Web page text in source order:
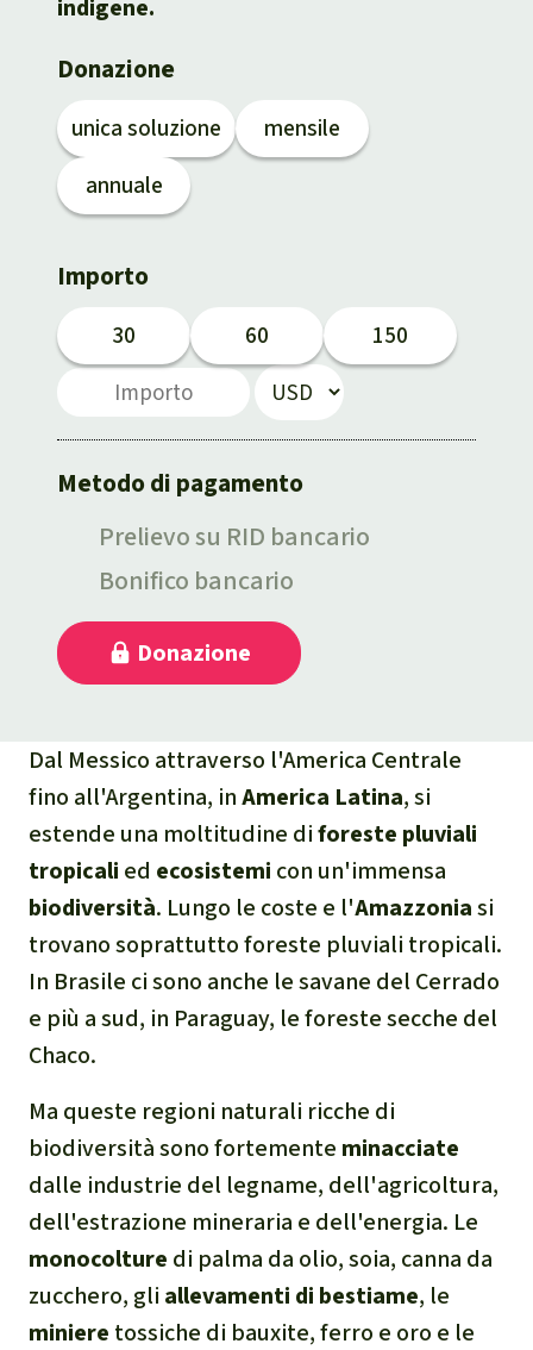
MDL
Incendi
Domande e risposte
Criminalità ambientale,
indigeni in Amazzonia
Problemi della
certificazione
Yasuní
Chaco
Domande e risposte
Commercio e traffico
internazionale di fauna e
flora selvatiche
Documento di sintesi sul
clima
Miniere
CPLI
indigene.
Donazione
unica soluzione
mensile
annuale
Importo
30 60 150
Metodo di pagamento
Prelievo su RID bancario
Bonifico bancario
Donazione
Dal Messico attraverso l'America Centrale
fino all'Argentina, inAmerica Latina, si
estende una moltitudine diforeste pluviali
tropicali ed ecosistemi con un'immensa
biodiversità. Lungo le coste e l'Amazzoniasi
trovano soprattutto foreste pluviali tropicali.
In Brasile ci sono anche le savane del Cerrado
e più a sud, in Paraguay, le foreste secche del
Chaco.
Ma queste regioni naturali ricche di
biodiversità sono fortemente minacciate
dalle industrie del legname, dell'agricoltura,
dell'estrazione mineraria e dell'energia. Le
monocolture di palma da olio, soia, canna da
zucchero, gli allevamenti di bestiame, le
miniere tossiche di bauxite, ferro e oro e le